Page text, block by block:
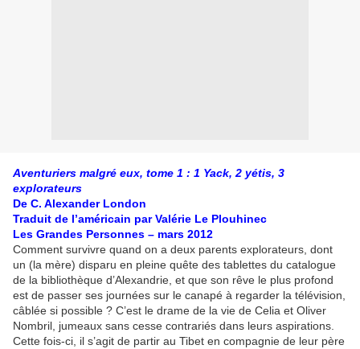
Aventuriers malgré eux, tome 1 : 1 Yack, 2 yétis, 3
explorateurs
De C. Alexander London
Traduit de l’américain par Valérie Le Plouhinec
Les Grandes Personnes – mars 2012
Comment survivre quand on a deux parents explorateurs, dont
un (la mère) disparu en pleine quête des tablettes du catalogue
de la bibliothèque d’Alexandrie, et que son rêve le plus profond
est de passer ses journées sur le canapé à regarder la télévision,
câblée si possible ? C’est le drame de la vie de Celia et Oliver
Nombril, jumeaux sans cesse contrariés dans leurs aspirations.
Cette fois-ci, il s’agit de partir au Tibet en compagnie de leur père